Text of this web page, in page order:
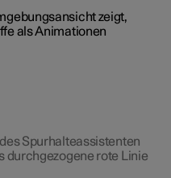
zeigt,
als Animationen
Spurhalteassistenten
durchgezogene rote Linie